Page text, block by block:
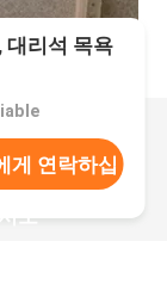
대리석 목욕
게 연락하십
오